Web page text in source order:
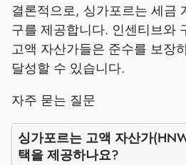
결론적으로, 싱가포르는 세금
구를 제공합니다. 인센티브와
고액 자산가들은 준수를 보장
달성할 수 있습니다.
자주 묻는 질문
싱가포르는 고액 자산가
택을 제공하나요?